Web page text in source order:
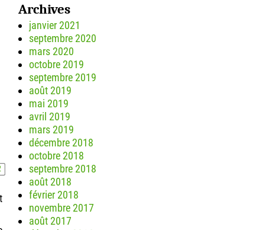
Archives
janvier 2021
septembre 2020
mars 2020
octobre 2019
septembre 2019
août 2019
mai 2019
avril 2019
mars 2019
décembre 2018
octobre 2018
septembre 2018
août 2018
février 2018
novembre 2017
août 2017